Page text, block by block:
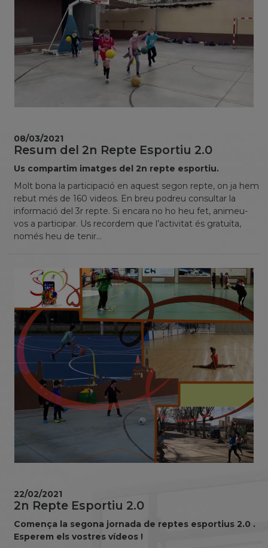
Resum del 2n Repte Esportiu 2.0
Us compartim imatges del 2n repte esportiu.
Molt bona la participació en aquest segon repte, on ja hem
rebut més de 160 videos. En breu podreu consultar la
informació del 3r repte. Si encara no ho heu fet, animeu-
vos a participar. Us recordem que l’activitat és gratuïta,
només heu de tenir...
08/03/2021
2n Repte Esportiu 2.0
Comença la segona jornada de reptes esportius 2.0 .
Esperem els vostres vídeos !
22/02/2021